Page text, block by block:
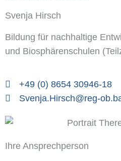
Svenja Hirsch
Bildung für nachhaltige
und Biosphärenschulen
+49 (0) 8654 30946-18
Svenja.Hirsch@reg-
Ihre Ansprechperson